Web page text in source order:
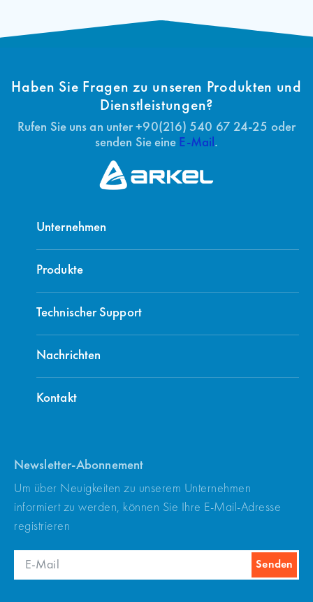
Haben Sie Fragen zu unseren Produkten und
Dienstleistungen?
Rufen Sie uns an unter +90(216) 540 67 24-25 oder
senden Sie eine E-Mail.
Unternehmen
Produkte
Technischer Support
Nachrichten
Kontakt
Newsletter-Abonnement
Um über Neuigkeiten zu unserem Unternehmen
informiert zu werden, können Sie Ihre E-Mail-Adresse
registrieren